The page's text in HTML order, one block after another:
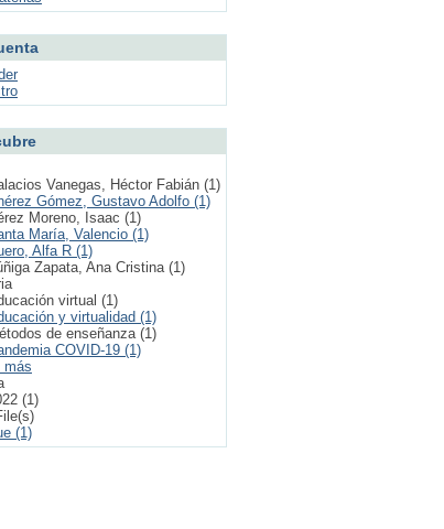
Vanegas, Héctor Fabián (1)
Gómez, Gustavo Adolfo (1)
Moreno, Isaac (1)
María, Valencio (1)
Alfa R (1)
Zapata, Ana Cristina (1)
virtual (1)
y virtualidad (1)
de enseñanza (1)
COVID-19 (1)
más
(1)
(1)